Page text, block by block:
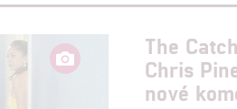
The
Chris
nové